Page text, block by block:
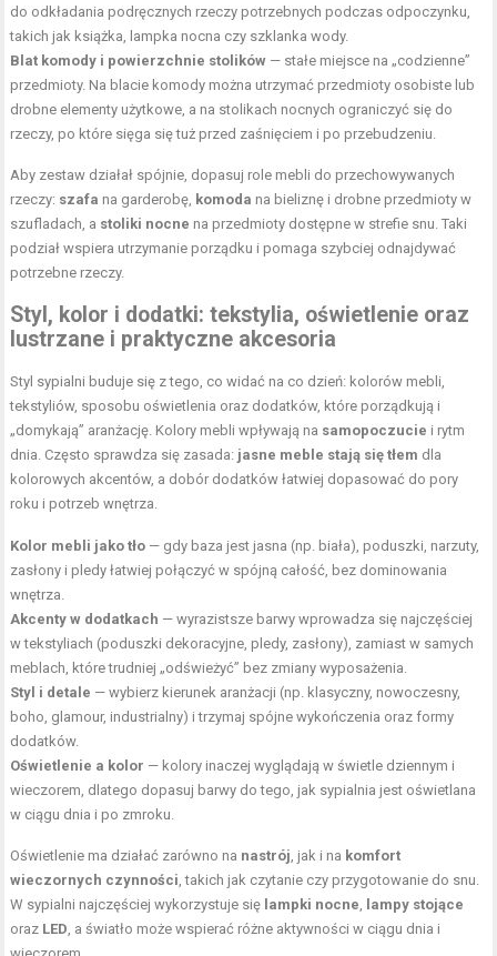
do odkładania podręcznych rzeczy potrzebnych podczas odpoczynku,
takich jak książka, lampka nocna czy szklanka wody.
Blat komody i powierzchnie stolików — stałe miejsce na „codzienne”
przedmioty. Na blacie komody można utrzymać przedmioty osobiste lub
drobne elementy użytkowe, a na stolikach nocnych ograniczyć się do
rzeczy, po które sięga się tuż przed zaśnięciem i po przebudzeniu.
Aby zestaw działał spójnie, dopasuj role mebli do przechowywanych
rzeczy: szafa na garderobę, komoda na bieliznę i drobne przedmioty w
szufladach, a stoliki nocne na przedmioty dostępne w strefie snu. Taki
podział wspiera utrzymanie porządku i pomaga szybciej odnajdywać
potrzebne rzeczy.
Styl, kolor i dodatki: tekstylia, oświetlenie oraz
lustrzane i praktyczne akcesoria
Styl sypialni buduje się z tego, co widać na co dzień: kolorów mebli,
tekstyliów, sposobu oświetlenia oraz dodatków, które porządkują i
„domykają” aranżację. Kolory mebli wpływają na samopoczucie i rytm
dnia. Często sprawdza się zasada: jasne meble stają się tłem dla
kolorowych akcentów, a dobór dodatków łatwiej dopasować do pory
roku i potrzeb wnętrza.
Kolor mebli jako tło — gdy baza jest jasna (np. biała), poduszki, narzuty,
zasłony i pledy łatwiej połączyć w spójną całość, bez dominowania
wnętrza.
Akcenty w dodatkach — wyrazistsze barwy wprowadza się najczęściej
w tekstyliach (poduszki dekoracyjne, pledy, zasłony), zamiast w samych
meblach, które trudniej „odświeżyć” bez zmiany wyposażenia.
Styl i detale — wybierz kierunek aranżacji (np. klasyczny, nowoczesny,
boho, glamour, industrialny) i trzymaj spójne wykończenia oraz formy
dodatków.
Oświetlenie a kolor — kolory inaczej wyglądają w świetle dziennym i
wieczorem, dlatego dopasuj barwy do tego, jak sypialnia jest oświetlana
w ciągu dnia i po zmroku.
Oświetlenie ma działać zarówno na nastrój , jak i na komfort
wieczornych czynności , takich jak czytanie czy przygotowanie do snu.
W sypialni najczęściej wykorzystuje się lampki nocne lampy stojące
oraz LED , a światło może wspierać różne aktywności w ciągu dnia i